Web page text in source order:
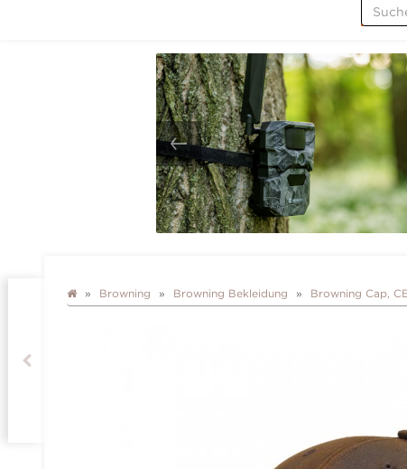
Browning Browning Bekleidung Browning Cap,